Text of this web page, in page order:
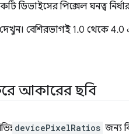
ডিভাইসের পিক্সেল ঘনত্ব
বেশিরভাগই 1.0 থেকে 4.0
আকারের ছবি
devicePixelRatios জন্য